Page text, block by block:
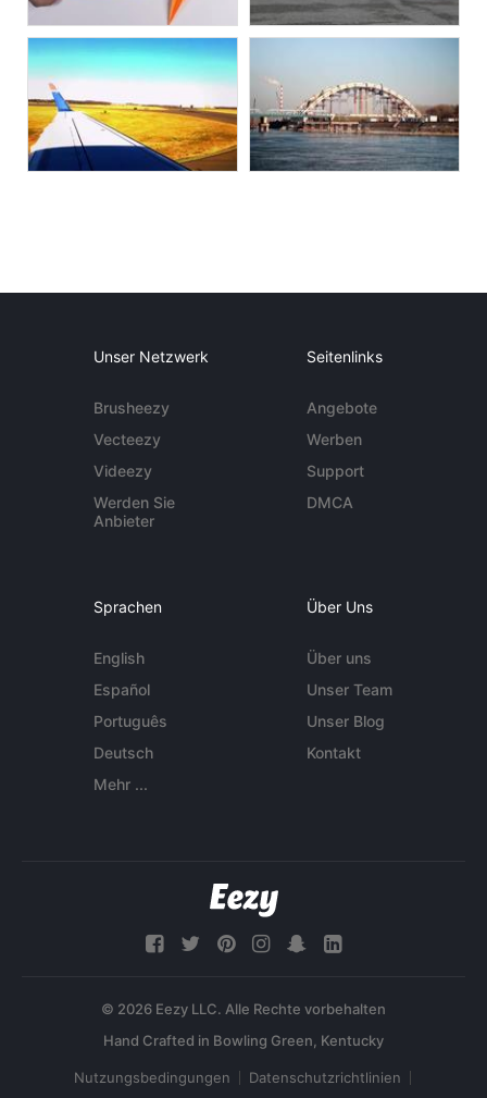
Unser Netzwerk
Brusheezy
Vecteezy
Videezy
Werden Sie
Anbieter
Seitenlinks
Angebote
Werben
Support
DMCA
Sprachen
English
Español
Português
Deutsch
Mehr ...
Über Uns
Über uns
Unser Team
Unser Blog
Kontakt
© 2026 Eezy LLC. Alle Rechte vorbehalten
Nutzungsbedingungen Datenschutzrichtlinien